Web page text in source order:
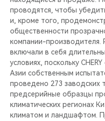
ВИДЕООБЗОРЫ
CHERY ДЛЯ ДЕТЕЙ
проводятся, чтобы
и, кроме того,
общественности
компании-производителя.
включали в себя
условиях, поскольку
Азии собственным
проведено 273 заводских
предсерийные образцы
климатических регионах
климатом и ландшафтом.